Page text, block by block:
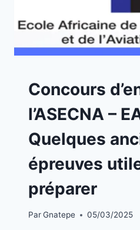
A
LA
Concours
l’ASECNA –
Quelques
épreuves
préparer
ParGnatepe 05/03/2025